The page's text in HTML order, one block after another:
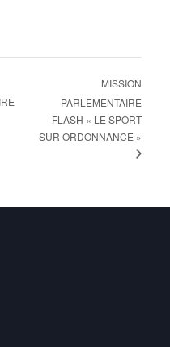
MISSION
PARLEMENTAIRE
FLASH « LE SPORT
SUR ORDONNANCE »